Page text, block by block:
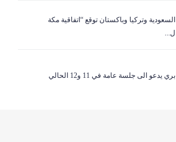
السعودية وتركيا وباكستان توقع “اتفاقية مكة
ل...
بري يدعو الى جلسة عامة في 11 و12 الحالي